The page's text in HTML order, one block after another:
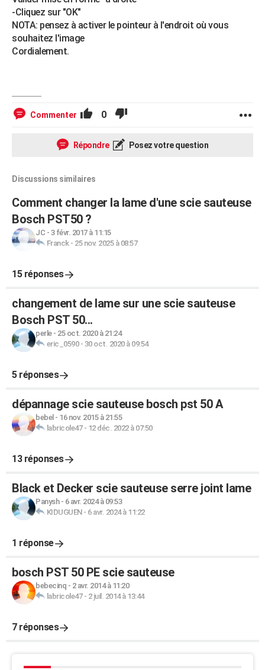
-Cliquez sur "OK"
NOTA: pensez à activer le pointeur à l'endroit où vous
souhaitez l'image
Cordialement.
Commenter 0
Répondre Posez votre question
Discussions similaires
Comment changer la lame d'une scie sauteuse
Bosch PST50 ?
JC - 3 févr. 2017 à 11:15
Franck- 25 nov. 2025 à 08:57
15 réponses
changement de lame sur une scie sauteuse
Bosch PST 50...
perle- 25 oct. 2020 à 21:24
eric_0590- 30 oct. 2020 à 09:54
5 réponses
dépannage scie sauteuse bosch pst 50 A
bebel - 16 nov. 2015 à 21:55
labricole47- 12 déc. 2022 à 07:50
13 réponses
Black et Decker scie sauteuse serre joint lame
Panysh- 6 avr. 2024 à 09:53
KIDUGUEN- 6 avr. 2024 à 11:22
1 réponse
bosch PST 50 PE scie sauteuse
bebecinq - 2 avr. 2014 à 11:20
labricole47- 2 juil. 2014 à 13:44
7 réponses